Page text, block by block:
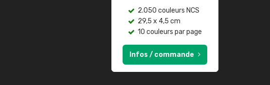
2.050 couleurs NCS
29,5 x 4,5 cm
10 couleurs par page
Infos / commande